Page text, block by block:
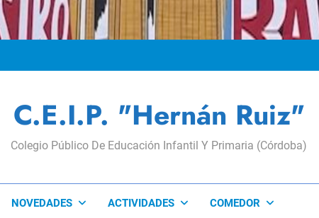
C.E.I.P. "Hernán Ruiz"
Colegio Público De Educación Infantil Y Primaria (Córdoba)
NOVEDADES ACTIVIDADES COMEDOR